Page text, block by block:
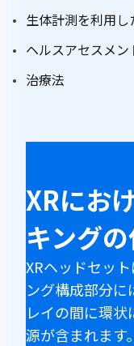
生体計測を利用
ヘルスアセスメン
治療法
XRにお
キング
XRヘッドセッ
ング構成部分
レイの間に環
源が含まれます